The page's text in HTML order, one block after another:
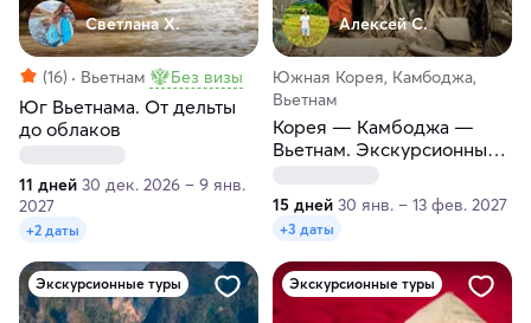
Светлана Х.
(16) Вьетнам Без визы
Юг Вьетнама. От дельты
до облаков
11 дней 30 дек. 2026 – 9 янв.
2027
+2 даты
Алексей С.
Южная Корея, Камбоджа,
Вьетнам
Корея — Камбоджа —
Вьетнам. Экскурсионный
15 дней 30 янв. – 13 фев. 2027
+3 даты
Экскурсионные туры Экскурсионные туры